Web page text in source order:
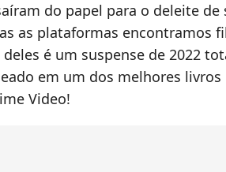
do papel para o deleite de
as plataformas encontramos
é um suspense de 2022
em um dos melhores livros
Video!